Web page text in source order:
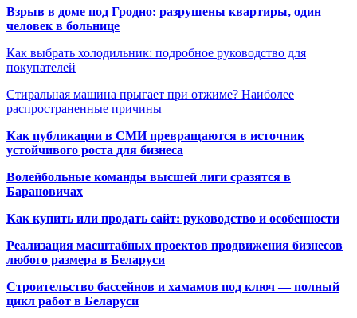
Взрыв в доме под Гродно: разрушены квартиры, один
человек в больнице
Как выбрать холодильник: подробное руководство для
покупателей
Стиральная машина прыгает при отжиме? Наиболее
распространенные причины
Как публикации в СМИ превращаются в источник
устойчивого роста для бизнеса
Волейбольные команды высшей лиги сразятся в
Барановичах
Как купить или продать сайт: руководство и особенности
Реализация масштабных проектов продвижения бизнесов
любого размера в Беларуси
Строительство бассейнов и хамамов под ключ — полный
цикл работ в Беларуси